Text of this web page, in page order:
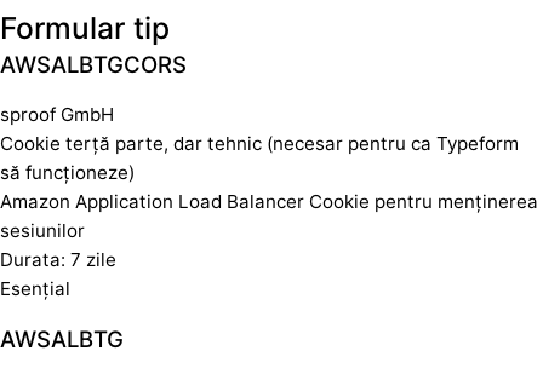
Formular tip
AWSALBTGCORS
sproof GmbH
Cookie terță parte, dar tehnic (necesar pentru ca Typeform
să funcționeze)
Amazon Application Load Balancer Cookie pentru menținerea
sesiunilor
Durata: 7 zile
Esențial
AWSALBTG